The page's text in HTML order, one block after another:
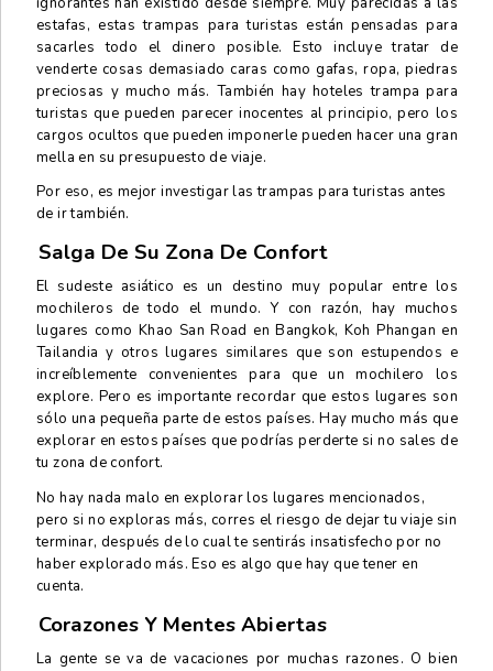
estafas, estas trampas para turistas están pensadas para
sacarles todo el dinero posible. Esto incluye tratar de
venderte cosas demasiado caras como gafas, ropa, piedras
preciosas y mucho más. También hay hoteles trampa para
turistas que pueden parecer inocentes al principio, pero los
cargos ocultos que pueden imponerle pueden hacer una gran
mella en su presupuesto de viaje.
Por eso, es mejor investigar las trampas para turistas antes
de ir también.
Salga De Su Zona De Confort
El sudeste asiático es un destino muy popular entre los
mochileros de todo el mundo. Y con razón, hay muchos
lugares como Khao San Road en Bangkok, Koh Phangan en
Tailandia y otros lugares similares que son estupendos e
increíblemente convenientes para que un mochilero los
explore. Pero es importante recordar que estos lugares son
sólo una pequeña parte de estos países. Hay mucho más que
explorar en estos países que podrías perderte si no sales de
tu zona de confort.
No hay nada malo en explorar los lugares mencionados,
pero si no exploras más, corres el riesgo de dejar tu viaje sin
terminar, después de lo cual te sentirás insatisfecho por no
haber explorado más. Eso es algo que hay que tener en
cuenta.
Corazones Y Mentes Abiertas
La gente se va de vacaciones por muchas razones. O bien